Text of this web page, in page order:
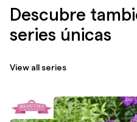
Descubre
series únicas
View all series